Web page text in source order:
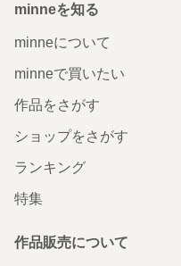
minneを知る
minneについて
minneで買いたい
作品をさがす
ショップをさがす
ランキング
特集
作品販売について